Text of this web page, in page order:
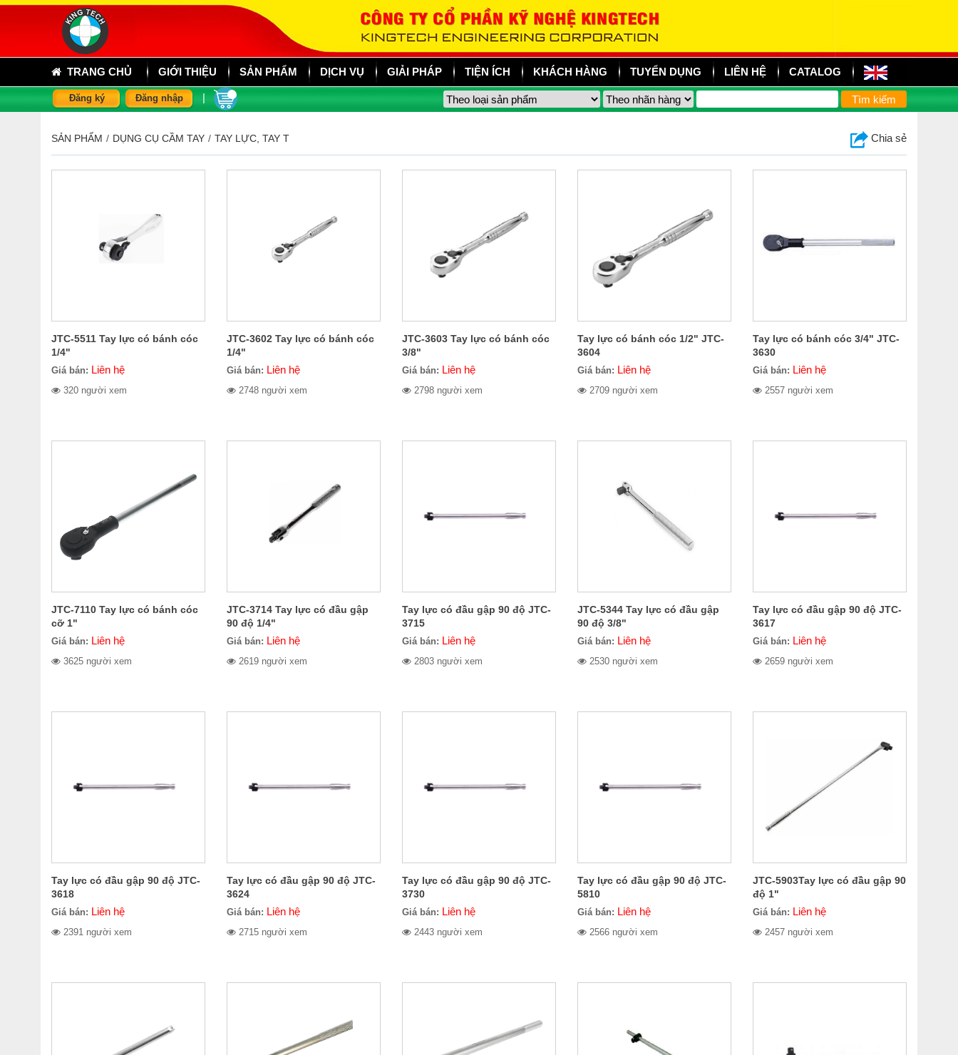
TRANG CHỦ GIỚI THIỆU SẢN PHẨM DỊCH VỤ GIẢI PHÁP TIỆN ÍCH KHÁCH HÀNG TUYỂN DỤNG LIÊN HỆ CATALOG
Đăng ký Đăng nhập
SẢN PHẨM / DỤNG CỤ CẦM TAY / TAY LỰC, TAY T Chia sẻ
JTC-5511 Tay lực có bánh cóc
1/4"
Giá bán: Liên hệ
320 người xem
JTC-3602 Tay lực có bánh cóc
1/4"
Giá bán: Liên hệ
2748 người xem
JTC-3603 Tay lực có bánh cóc
3/8"
Giá bán: Liên hệ
2798 người xem
Tay lực có bánh cóc 1/2" JTC-
3604
Giá bán: Liên hệ
2709 người xem
Tay lực có bánh cóc 3/4" JTC-
3630
Giá bán: Liên hệ
2557 người xem
JTC-7110 Tay lực có bánh cóc
cỡ 1"
Giá bán: Liên hệ
3625 người xem
JTC-3714 Tay lực có đầu gập
90 độ 1/4"
Giá bán: Liên hệ
2619 người xem
Tay lực có đầu gập 90 độ JTC-
3715
Giá bán: Liên hệ
2803 người xem
JTC-5344 Tay lực có đầu gập
90 độ 3/8"
Giá bán: Liên hệ
2530 người xem
Tay lực có đầu gập 90 độ JTC-
3617
Giá bán: Liên hệ
2659 người xem
Tay lực có đầu gập 90 độ JTC-
3618
Giá bán: Liên hệ
2391 người xem
Tay lực có đầu gập 90 độ JTC-
3624
Giá bán: Liên hệ
2715 người xem
Tay lực có đầu gập 90 độ JTC-
3730
Giá bán: Liên hệ
2443 người xem
Tay lực có đầu gập 90 độ JTC-
5810
Giá bán: Liên hệ
2566 người xem
JTC-5903Tay lực có đầu gập 90
độ 1"
Giá bán: Liên hệ
2457 người xem